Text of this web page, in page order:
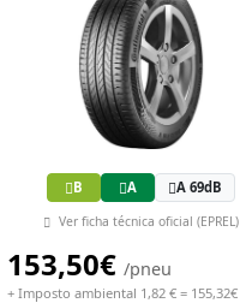
B A A 69dB
Ver ficha técnica oficial (EPREL)
153,50€ /pneu
+ Imposto ambiental 1,82 € = 155,32€